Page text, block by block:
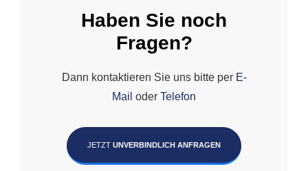
Haben Sie noch
Fragen?
Dann kontaktieren Sie uns bitte per E-
Mail oder Telefon
JETZT UNVERBINDLICH ANFRAGEN